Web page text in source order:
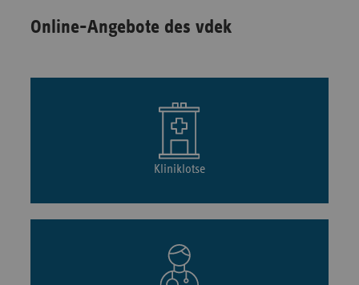
Online-Angebote des vdek
Kliniklotse